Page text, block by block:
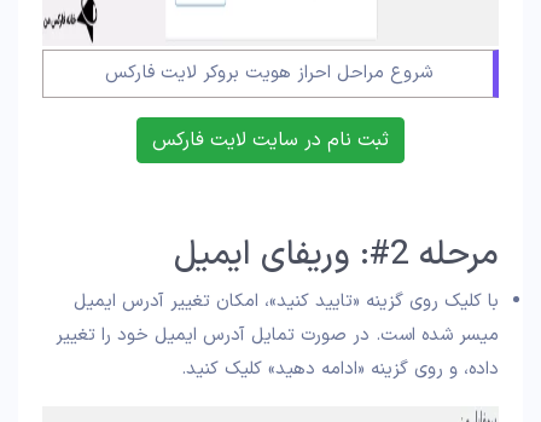
شروع مراحل احراز هویت بروکر لایت فارکس
ثبت نام در سایت لایت فارکس
مرحله 2#: وریفای ایمیل
با کلیک روی گزینه «تایید کنید»، امکان تغییر آدرس ایمیل
میسر شده است. در صورت تمایل آدرس ایمیل خود را تغییر
داده، و روی گزینه «ادامه دهید» کلیک کنید.